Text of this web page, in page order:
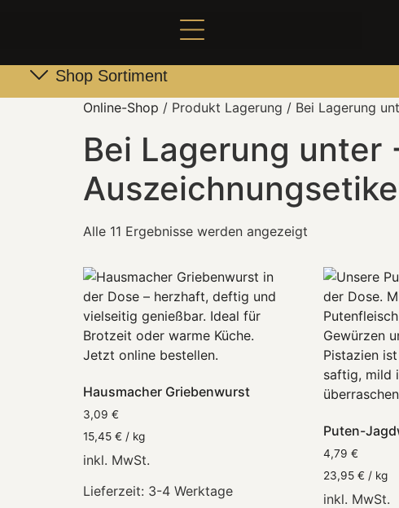
Shop Sortiment
Online-Shop / Produkt Lagerung / Bei Lagerung
Bei Lagerung unter
Alle 11 Ergebnisse werden angezeigt
Hausmacher Griebenwurst
3,09 €
15,45 € / kg
inkl. MwSt.
Lieferzeit: 3-4 Werktage
Puten-
4,79 €
23,95 € / kg
inkl. MwSt.